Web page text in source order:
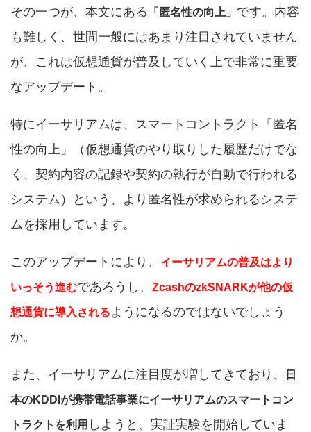
その一つが、本文にある 「匿名性の向上」 です。内容
も難しく、世間一般にはあまり注目されていません
が、これは仮想通貨が普及していく上で非常に重要
なアップデート。
特にイーサリアムは、スマートコントラクト「匿名
性の向上」（仮想通貨のやり取りした履歴だけでな
く、契約内容の記録や契約の執行が自動で行われる
システム）という、より匿名性が求められるシステ
ムを採用しています。
このアップデートにより、 イーサリアムの普及はより
いっそう進むであろうし、 ZcashのzkSNARKが他の仮
想通貨に導入されるようになるのではないでしょう
か。
また、イーサリアムに注目度が増してきており、 日
本のKDDIが携帯電話事業にイーサリアムのスマートコン
トラクトを利用 しようと、実証実験を開始していま